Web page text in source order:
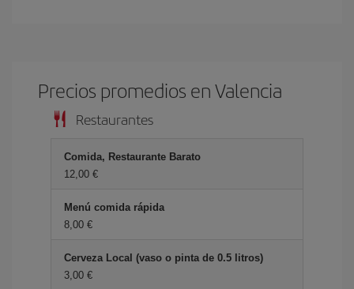
Precios promedios en Valencia
Restaurantes
Comida, Restaurante Barato
12,00 €
Menú comida rápida
8,00 €
Cerveza Local (vaso o pinta de 0.5 litros)
3,00 €